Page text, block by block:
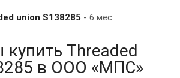
union S138285 - 6 мес.
Threaded
в ООО «МПС»